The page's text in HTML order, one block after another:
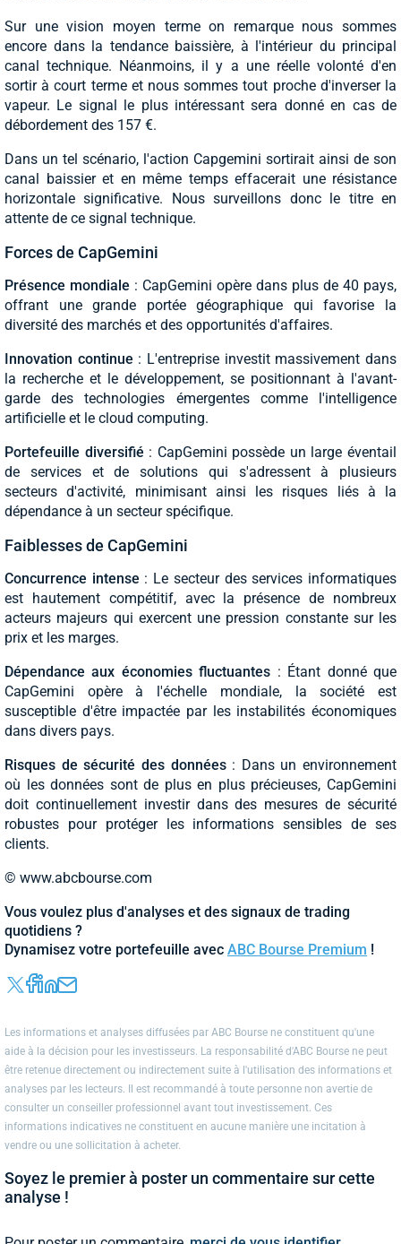
Sur une vision moyen terme on remarque nous sommes
encore dans la tendance baissière, à l'intérieur du principal
canal technique. Néanmoins, il y a une réelle volonté d'en
sortir à court terme et nous sommes tout proche d'inverser la
vapeur. Le signal le plus intéressant sera donné en cas de
débordement des 157 €.
Dans un tel scénario, l'action Capgemini sortirait ainsi de son
canal baissier et en même temps effacerait une résistance
horizontale significative. Nous surveillons donc le titre en
attente de ce signal technique.
Forces de CapGemini
Présence mondiale : CapGemini opère dans plus de 40 pays,
offrant une grande portée géographique qui favorise la
diversité des marchés et des opportunités d'affaires.
Innovation continue : L'entreprise investit massivement dans
la recherche et le développement, se positionnant à l'avant-
garde des technologies émergentes comme l'intelligence
artificielle et le cloud computing.
Portefeuille diversifié : CapGemini possède un large éventail
de services et de solutions qui s'adressent à plusieurs
secteurs d'activité, minimisant ainsi les risques liés à la
dépendance à un secteur spécifique.
Faiblesses de CapGemini
Concurrence intense : Le secteur des services informatiques
est hautement compétitif, avec la présence de nombreux
acteurs majeurs qui exercent une pression constante sur les
prix et les marges.
Dépendance aux économies fluctuantes : Étant donné que
CapGemini opère à l'échelle mondiale, la société est
susceptible d'être impactée par les instabilités économiques
dans divers pays.
Risques de sécurité des données: Dans un environnement
où les données sont de plus en plus précieuses, CapGemini
doit continuellement investir dans des mesures de sécurité
robustes pour protéger les informations sensibles de ses
clients.
© www.abcbourse.com
Vous voulez plus d'analyses et des signaux de trading
quotidiens ?
Dynamisez votre portefeuille avec ABC Bourse Premium !
Les informations et analyses diffusées par ABC Bourse ne constituent qu'une
aide à la décision pour les investisseurs. La responsabilité d'ABC Bourse ne peut
être retenue directement ou indirectement suite à l'utilisation des informations et
analyses par les lecteurs. Il est recommandé à toute personne non avertie de
consulter un conseiller professionnel avant tout investissement. Ces
informations indicatives ne constituent en aucune manière une incitation à
vendre ou une sollicitation à acheter.
Soyez le premier à poster un commentaire sur cette
analyse !